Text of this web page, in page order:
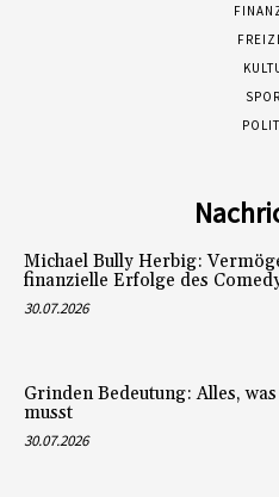
Michael Bully Herbig:
finanzielle Erfolge des
30.07.2026
Grinden Bedeutung: Alles,
musst
30.07.2026